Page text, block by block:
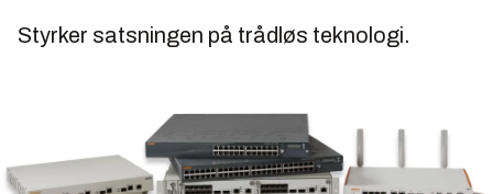
Styrker satsningen på trådløs teknologi.